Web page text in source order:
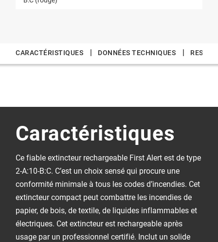
CARACTÉRISTIQUES | DONNÉES TECHNIQUES |
Caractéristiques
Ce fiable extincteur rechargeable First Alert est de type
2-A:10-B:C. C’est un choix sensé qui procure une
conformité minimale à tous les codes d’incendies. Cet
extincteur compact peut combattre les incendies de
papier, de bois, de textile, de liquides inflammables et
électriques. Cet extincteur est rechargeable après
usage par un professionnel certifié. Inclut un solide